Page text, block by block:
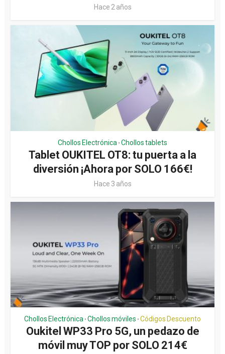
Hace 2 años
Chollos Electrónica • Chollos tablets
Tablet OUKITEL OT8: tu puerta a la
diversión ¡Ahora por SOLO 166€!
Hace 3 años
Chollos Electrónica • Chollos móviles • Códigos Descuento
Oukitel WP33 Pro 5G, un pedazo de
móvil muy TOP por SOLO 214€